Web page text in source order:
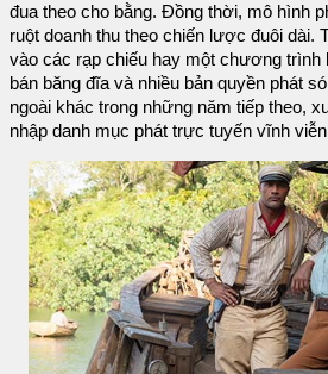
đua theo cho bằng. Đồng thời, mô hình
ruột doanh thu theo chiến lược đuôi dài.
vào các rạp chiếu hay một chương trình
bán băng đĩa và nhiều bản quyền phát
ngoài khác trong những năm tiếp theo,
nhập danh mục phát trực tuyến vĩnh